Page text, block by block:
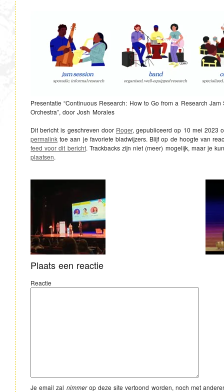
Presentatie “Continuous Research: How to Go from a Research
Orchestra”, door Josh Morales
Dit bericht is geschreven door Roger, gepubliceerd op 10 mei 2023
permalink toe aan je favoriete bladwijzers. Blijf op de hoogte van
feed voor dit bericht. Trackbacks zijn niet (meer) mogelijk, maar je
plaatsen.
Plaats een reactie
Reactie
Je email zal nimmerop deze site vertoond worden, noch met